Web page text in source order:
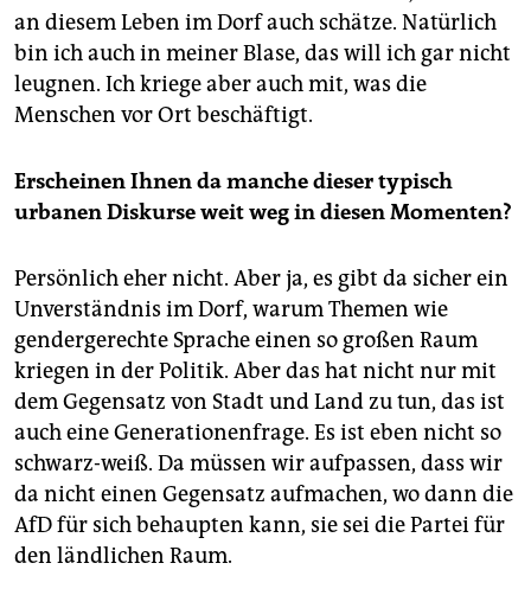
an diesem Leben im Dorf auch schätze. Natürlich
bin ich auch in meiner Blase, das will ich gar nicht
leugnen. Ich kriege aber auch mit, was die
Menschen vor Ort beschäftigt.
Erscheinen Ihnen da manche dieser typisch
urbanen Diskurse weit weg in diesen Momenten?
Persönlich eher nicht. Aber ja, es gibt da sicher ein
Unverständnis im Dorf, warum Themen wie
gendergerechte Sprache einen so großen Raum
kriegen in der Politik. Aber das hat nicht nur mit
dem Gegensatz von Stadt und Land zu tun, das ist
auch eine Generationenfrage. Es ist eben nicht so
schwarz-weiß. Da müssen wir aufpassen, dass wir
da nicht einen Gegensatz aufmachen, wo dann die
AfD für sich behaupten kann, sie sei die Partei für
den ländlichen Raum.